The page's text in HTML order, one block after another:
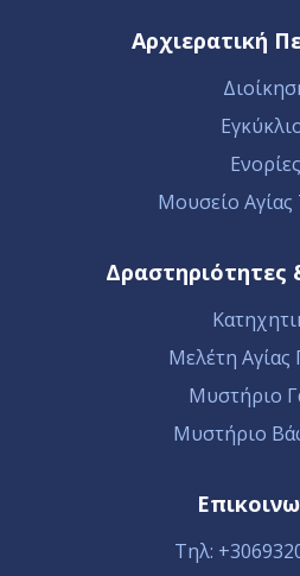
Αρχιερατική
Ενορίες
Μουσείο Αγίας
Δραστηριότητες
Μελέτη Αγίας
Μυστήριο
Μυστήριο
Τηλ: